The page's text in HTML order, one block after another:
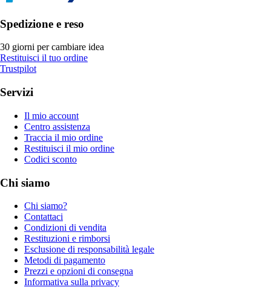
Spedizione e reso
30 giorni per cambiare idea
Restituisci il tuo ordine
Trustpilot
Servizi
Il mio account
Centro assistenza
Traccia il mio ordine
Restituisci il mio ordine
Codici sconto
Chi siamo
Chi siamo?
Contattaci
Condizioni di vendita
Restituzioni e rimborsi
Esclusione di responsabilità legale
Metodi di pagamento
Prezzi e opzioni di consegna
Informativa sulla privacy